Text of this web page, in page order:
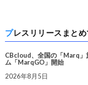
プレスリリースまと
CBcloud、全国の「Marq」
ム「MarqGO」開始
2026年8月5日